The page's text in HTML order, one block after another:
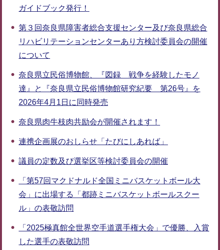
ガイドブック発行！
第３回奈良県障害者総合支援センター及び奈良県総合
リハビリテーションセンターあり方検討委員会の開催
について
奈良県立民俗博物館、『図録 戦争を経験したモノ
達』と『奈良県立民俗博物館研究紀要 第26号』を
2026年4月1日に同時発売
奈良県肉牛枝肉共励会が開催されます！
連携企画展のおしらせ「たびにしあれば」
議員の定数及び選挙区等検討委員会の開催
「第57回マクドナルド全国ミニバスケットボール大
会」に出場する「都跡ミニバスケットボールスクー
ル」の表敬訪問
「2025極真館全世界空手道選手権大会」で優勝、入賞
した選手の表敬訪問